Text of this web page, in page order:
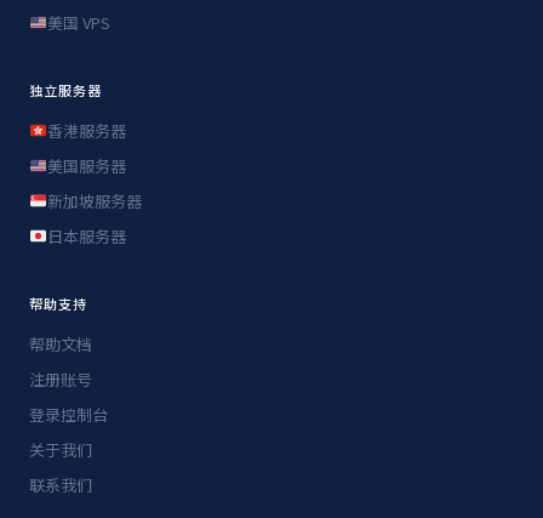
美国 VPS
独立服务器
香港服务器
美国服务器
新加坡服务器
日本服务器
帮助支持
帮助文档
注册账号
登录控制台
关于我们
联系我们